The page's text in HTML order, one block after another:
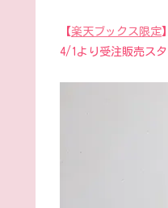
【楽天ブックス限定
4/1より受注販売ス